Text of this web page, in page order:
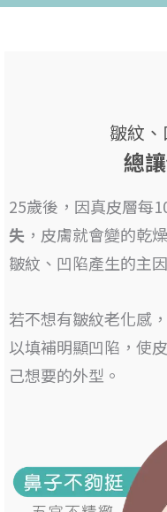
皺紋
總
25歲後，因真皮層每
失 ，皮膚就會變的乾
皺紋、凹陷產生的主因
若不想有皺紋老化感
以填補明顯凹陷 ，使
己想要的外型。